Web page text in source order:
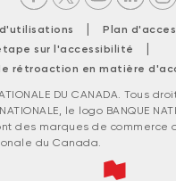
|
Plan
sur l'accessibilité
|
rétroaction en matière
DU CANADA. Tous
le logo BANQUE
des marques de
du Canada.